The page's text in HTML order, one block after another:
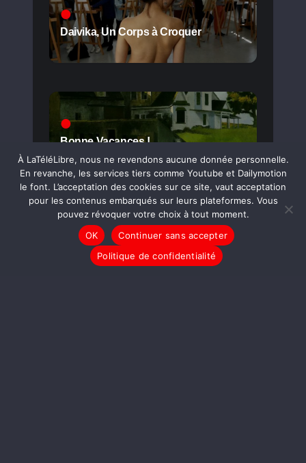
Daivika, Un Corps à Croquer
Bonne Vacances !
Mini Stères #10
À LaTéléLibre, nous ne revendons aucune donnée personnelle.
En revanche, les services tiers comme Youtube et Dailymotion
le font. L’acceptation des cookies sur ce site, vaut acceptation
pour les contenus embarqués sur leurs plateformes. Vous
pouvez révoquer votre choix à tout moment.
OK
Continuer sans accepter
Politique de confidentialité